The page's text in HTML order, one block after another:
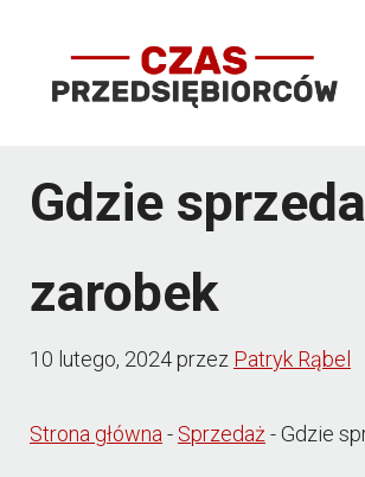
Gdzie
zarobek
10 lutego, 2024przez Patryk Rąbel
Strona główna- Sprzedaż-Gdzie